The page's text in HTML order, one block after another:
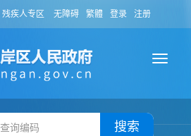
残疾人专区 无障碍 繁體 登录 注册
搜索